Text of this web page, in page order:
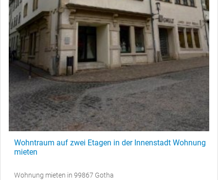
Wohntraum auf zwei Etagen in der Innenstadt Wohnung
mieten
Wohnung mieten in 99867 Gotha